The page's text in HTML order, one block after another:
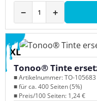
− +
XL
Tonoo® Tinte
■ Artikelnummer: TO-105683
■ für ca. 400 Seiten (5%)
■ Preis/100 Seiten: 1,24 €